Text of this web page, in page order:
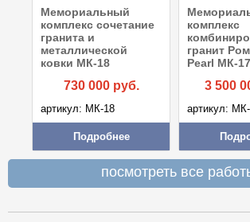
Мемориальный
комплекс сочетание
гранита и
металлической
ковки МК-18
730 000руб.
артикул: МК-18
Подробнее
комплекс
гранит
Pearl МК-17
3 500
артикул:
посмотреть все